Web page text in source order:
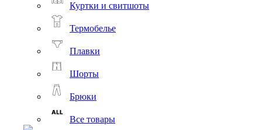
Куртки и свитшоты
Термобелье
Плавки
Шорты
Брюки
Все товары